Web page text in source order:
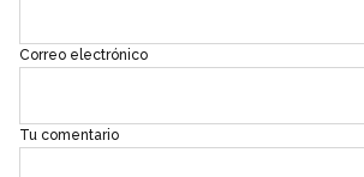
Correo electrónico
Tu comentario